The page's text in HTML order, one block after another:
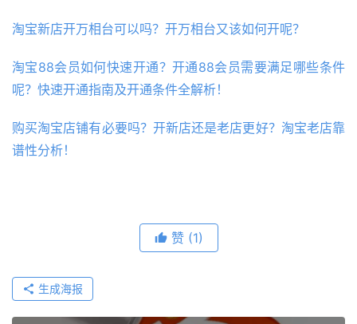
淘宝新店开万相台可以吗？开万相台又该如何开呢？
淘宝88会员如何快速开通？开通88会员需要满足哪些条件
呢？快速开通指南及开通条件全解析！
购买淘宝店铺有必要吗？开新店还是老店更好？淘宝老店靠
谱性分析！
赞 (1)
生成海报